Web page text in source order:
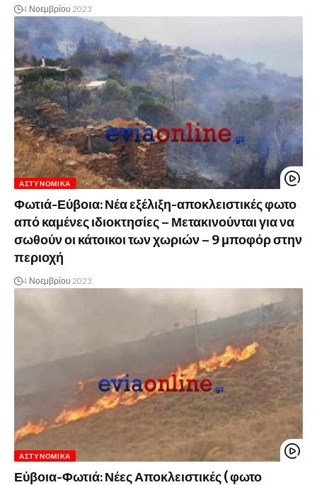
4 Νοεμβρίου 2023
ΑΣΤΥΝΟΜΙΚΆ
Φωτιά-Εύβοια: Νέα εξέλιξη-αποκλειστικές φωτο
από καμένες ιδιοκτησίες – Μετακινούνται για να
σωθούν οι κάτοικοι των χωριών – 9 μποφόρ στην
περιοχή
4 Νοεμβρίου 2023
ΑΣΤΥΝΟΜΙΚΆ
Εύβοια-Φωτιά: Νέες Αποκλειστικές ( φωτο